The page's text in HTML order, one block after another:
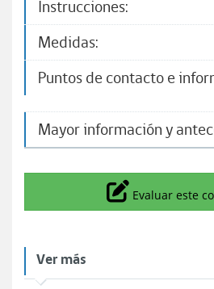
Instrucciones:
Medidas:
Puntos de contacto e
Mayor información y
Evaluar este
Ver más